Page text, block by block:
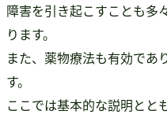
障害を引き起こすことも多
ります。
また、薬物療法も有効であ
す。
ここでは基本的な説明とと